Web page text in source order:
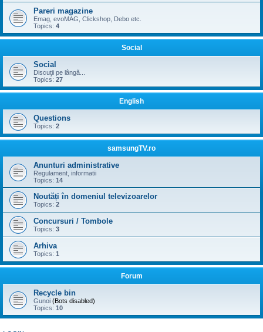
Pareri magazine
Emag, evoMAG, Clickshop, Debo etc.
Topics: 4
Social
Social
Discuţii pe lângă...
Topics: 27
English
Questions
Topics: 2
samsungTV.ro
Anunturi administrative
Regulament, informatii
Topics: 14
Noutăți în domeniul televizoarelor
Topics: 2
Concursuri / Tombole
Topics: 3
Arhiva
Topics: 1
Forum
Recycle bin
Gunoi (Bots disabled)
Topics: 10